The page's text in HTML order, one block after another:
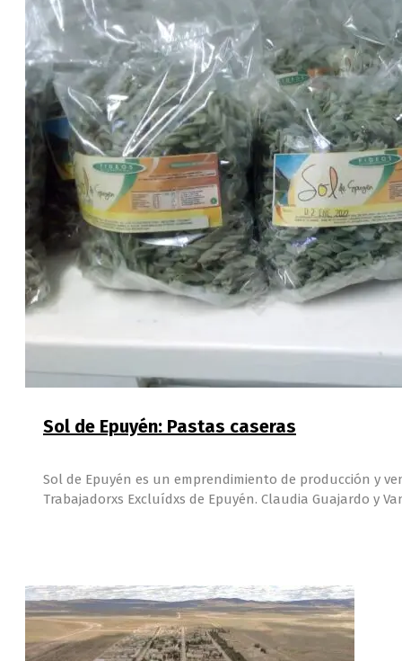
Sol de Epuyén: Pastas caseras
Sol de Epuyén es un emprendimiento de producción y
Trabajadorxs Excluídxs de Epuyén. Claudia Guajardo y